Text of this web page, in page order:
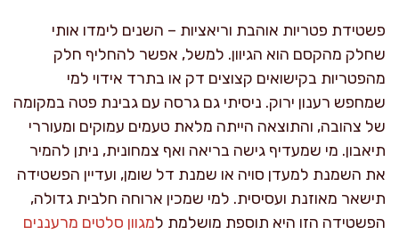
פשטידת פטריות אוהבת וריאציות – השנים לימדו אותי
שחלק מהקסם הוא הגיוון. למשל, אפשר להחליף חלק
מהפטריות בקישואים קצוצים דק או בתרד אידוי למי
שמחפש רענון ירוק. ניסיתי גם גרסה עם גבינת פטה במקומה
של צהובה, והתוצאה הייתה מלאת טעמים עמוקים ומעוררי
תיאבון. מי שמעדיף גישה בריאה ואף צמחונית, ניתן להמיר
את השמנת למעדן סויה או שמנת דל שומן, ועדיין הפשטידה
תישאר מאוזנת ועסיסית. למי שמכין ארוחה חלבית גדולה,
הפשטידה הזו היא תוספת מושלמת למגוון סלטים מרעננים